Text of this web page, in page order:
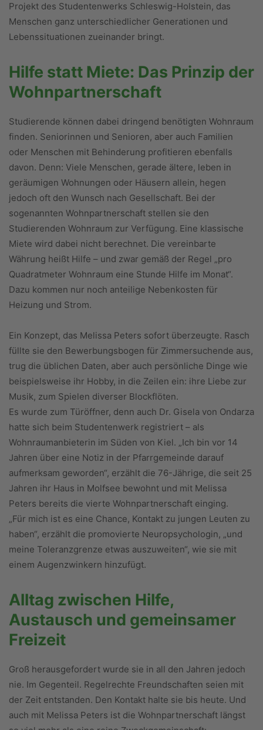
Projekt des Studentenwerks Schleswig-Holstein, das
Menschen ganz unterschiedlicher Generationen und
Lebenssituationen zueinander bringt.
Hilfe statt Miete: Das Prinzip der
Wohnpartnerschaft
Studierende können dabei dringend benötigten Wohnraum
finden. Seniorinnen und Senioren, aber auch Familien
oder Menschen mit Behinderung profitieren ebenfalls
davon. Denn: Viele Menschen, gerade ältere, leben in
geräumigen Wohnungen oder Häusern allein, hegen
jedoch oft den Wunsch nach Gesellschaft. Bei der
sogenannten Wohnpartnerschaft stellen sie den
Studierenden Wohnraum zur Verfügung. Eine klassische
Miete wird dabei nicht berechnet. Die vereinbarte
Währung heißt Hilfe – und zwar gemäß der Regel „pro
Quadratmeter Wohnraum eine Stunde Hilfe im Monat“.
Dazu kommen nur noch anteilige Nebenkosten für
Heizung und Strom.
Ein Konzept, das Melissa Peters sofort überzeugte. Rasch
füllte sie den Bewerbungsbogen für Zimmersuchende aus,
trug die üblichen Daten, aber auch persönliche Dinge wie
beispielsweise ihr Hobby, in die Zeilen ein: ihre Liebe zur
Musik, zum Spielen diverser Blockflöten.
Es wurde zum Türöffner, denn auch Dr. Gisela von Ondarza
hatte sich beim Studentenwerk registriert – als
Wohnraumanbieterin im Süden von Kiel. „Ich bin vor 14
Jahren über eine Notiz in der Pfarrgemeinde darauf
aufmerksam geworden“, erzählt die 76-Jährige, die seit 25
Jahren ihr Haus in Molfsee bewohnt und mit Melissa
Peters bereits die vierte Wohnpartnerschaft einging.
„Für mich ist es eine Chance, Kontakt zu jungen Leuten zu
haben“, erzählt die promovierte Neuropsychologin, „und
meine Toleranzgrenze etwas auszuweiten“, wie sie mit
einem Augenzwinkern hinzufügt.
Alltag zwischen Hilfe,
Austausch und gemeinsamer
Freizeit
Groß herausgefordert wurde sie in all den Jahren jedoch
nie. Im Gegenteil. Regelrechte Freundschaften seien mit
der Zeit entstanden. Den Kontakt halte sie bis heute. Und
auch mit Melissa Peters ist die Wohnpartnerschaft längst